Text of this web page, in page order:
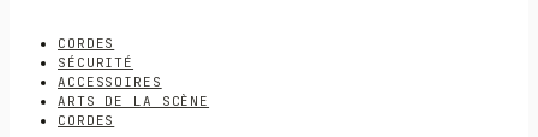
CORDES
SÉCURITÉ
ACCESSOIRES
ARTS DE LA SCÈNE
CORDES